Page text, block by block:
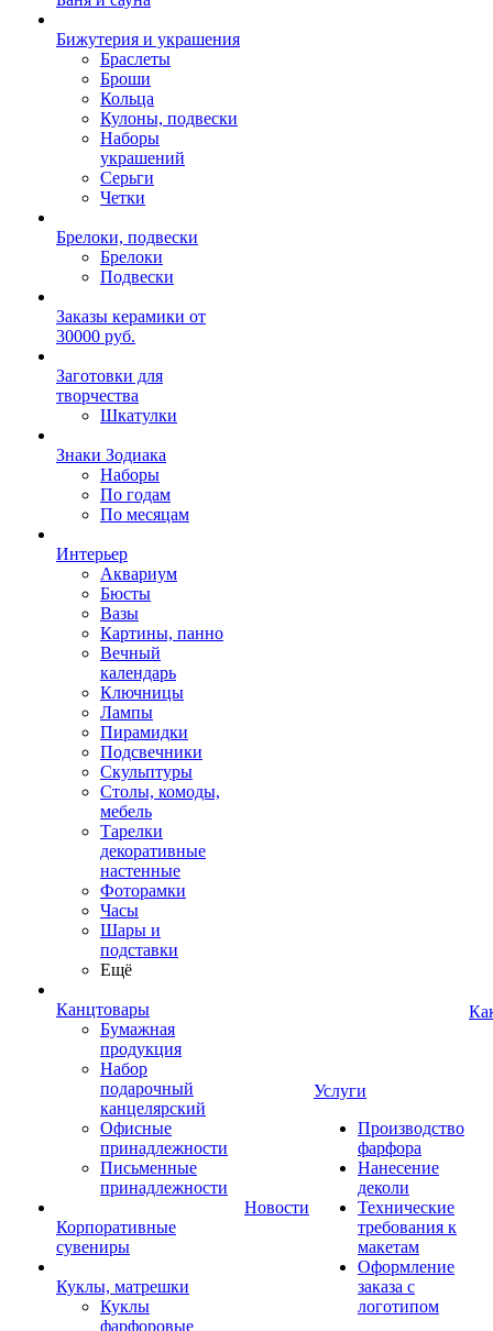
Бижутерия и украшения
Браслеты
Броши
Кольца
Кулоны, подвески
Наборы
украшений
Серьги
Четки
Брелоки, подвески
Брелоки
Подвески
Заказы керамики от
30000 руб.
Заготовки для
творчества
Шкатулки
Знаки Зодиака
Наборы
По годам
По месяцам
Интерьер
Аквариум
Бюсты
Вазы
Картины, панно
Вечный
календарь
Ключницы
Лампы
Пирамидки
Подсвечники
Скульптуры
Столы, комоды,
мебель
Тарелки
декоративные
настенные
Фоторамки
Часы
Шары и
подставки
Ещё
Канцтовары
Бумажная
продукция
Набор
подарочный
канцелярский
Офисные
принадлежности
Письменные
принадлежности
Корпоративные
сувениры
Куклы, матрешки
Куклы
фарфоровые
Новости
Услуги
Производство
фарфора
Нанесение
деколи
Технические
требования к
макетам
Оформление
заказа с
логотипом